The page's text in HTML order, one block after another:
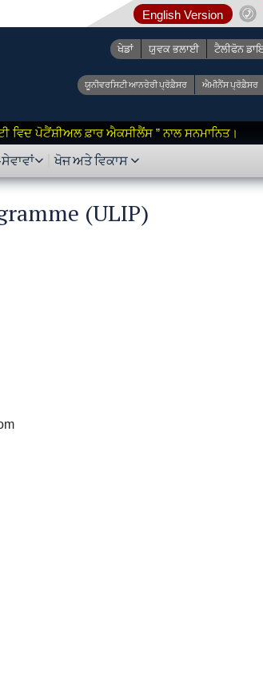
English Version
ਖੇਡਾਂ ਯੁਵਕ ਭਲਾਈ ਟੈਲੀਫੋਨ
ਯੂਨੀਵਰਸਿਟੀ ਆਨਰੇਰੀ ਪ੍ਰੋਫ਼ੈਸਰ ਐਮੀਨੈਂਸ ਪ੍ਰੋਫ਼ੈਸਰ
ਵਿਦ ਪੋਟੈਂਸ਼ੀਅਲ ਫ਼ਾਰ ਐਕਸੀਲੈਂਸ ” ਨਾਲ ਸਨਮਾਨਿਤ।
ਖੋਜ ਅਤੇ ਵਿਕਾਸ
(ULIP)